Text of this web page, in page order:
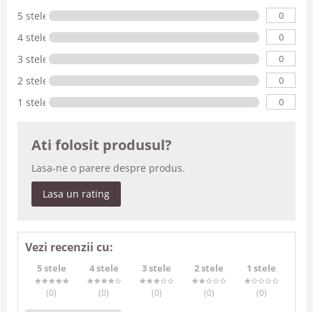
5 stele 0
4 stele 0
3 stele 0
2 stele 0
1 stele 0
Ati folosit produsul?
Lasa-ne o parere despre produs.
Lasa un rating
Vezi recenzii cu:
5 stele
(0)
4 stele
(0)
3 stele
(0)
2 stele
(0)
1 stele
(0)